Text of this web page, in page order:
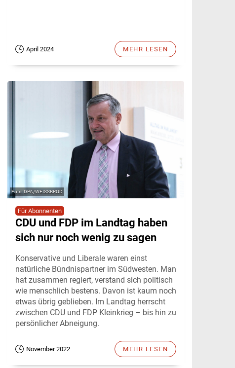
April 2024 MEHR LESEN
DPA/WEISSBROD
Für Abonnenten
CDU und FDP im Landtag haben
sich nur noch wenig zu sagen
Konservative und Liberale waren einst
natürliche Bündnispartner im Südwesten. Man
hat zusammen regiert, verstand sich politisch
wie menschlich bestens. Davon ist kaum noch
etwas übrig geblieben. Im Landtag herrscht
zwischen CDU und FDP Kleinkrieg – bis hin zu
persönlicher Abneigung.
November 2022 MEHR LESEN